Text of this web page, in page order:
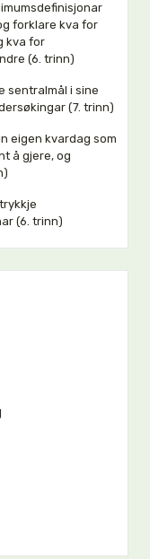
forklare kva for
kva for
(6. trinn)
sentralmål i sine
(7. trinn)
eigen kvardag som
å gjere, og
(6. trinn)